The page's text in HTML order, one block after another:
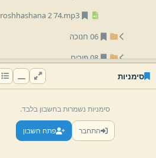
roshhashana 2 74.mp3
06 חנוכה
08 פורים
לפי שם
סימניות
סימניות נשמרות בחשבון בלבד.
התחבר פתח חשבון